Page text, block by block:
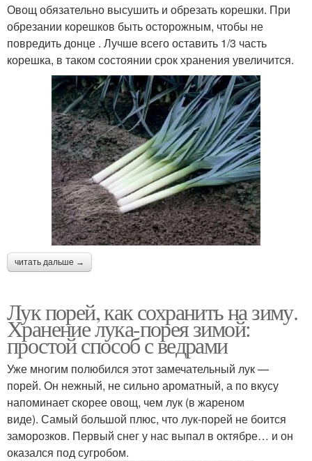
Овощ обязательно высушить и обрезать корешки. При
обрезании корешков быть осторожным, чтобы не
повредить донце . Лучше всего оставить 1/3 часть
корешка, в таком состоянии срок хранения увеличится.
читать дальше →
Лук порей, как сохранить на зиму.
Хранение лука-порея зимой:
простой способ с ведрами
Уже многим полюбился этот замечательный лук —
порей. Он нежный, не сильно ароматный, а по вкусу
напоминает скорее овощ, чем лук (в жареном
виде). Самый большой плюс, что лук-порей не боится
заморозков. Первый снег у нас выпал в октябре… и он
оказался под сугробом.